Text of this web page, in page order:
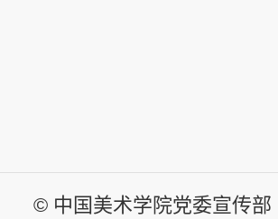
© 中国美术学院党委宣传